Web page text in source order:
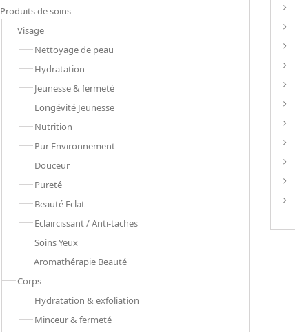
Produits de soins
Visage
Nettoyage de peau
Hydratation
Jeunesse & fermeté
Longévité Jeunesse
Nutrition
Pur Environnement
Douceur
Pureté
Beauté Eclat
Eclaircissant / Anti-taches
Soins Yeux
Aromathérapie Beauté
Corps
Hydratation & exfoliation
Minceur & fermeté